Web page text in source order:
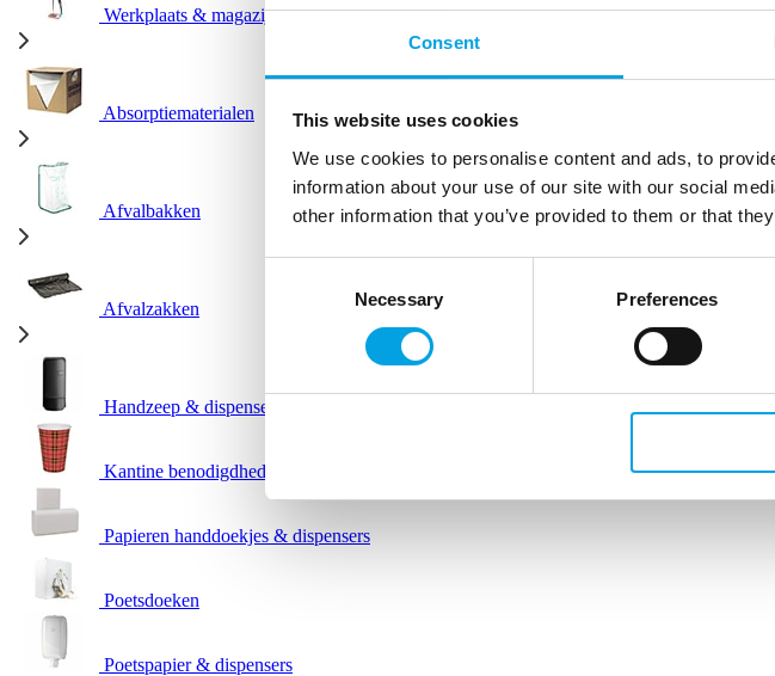
Consent
This website uses cookies
We use cookies to personalise content and ads, to
information about your use of our site with our social
other information that you’ve provided to them or that
Necessary Preferences
Werkplaats & magazijn
Absorptiematerialen
Afvalbakken
Afvalzakken
Handzeep & dispensers
Kantine benodigdheden
Papieren handdoekjes & dispensers
Poetsdoeken
Poetspapier & dispensers